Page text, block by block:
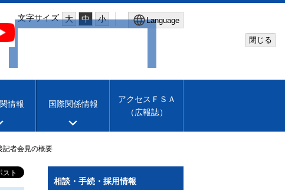
文字サイズ 大 中 小 Language
Machine translation
閉じる
情報 国際関係情報
アクセスＦＳＡ
（広報誌）
記者会見の概要
相談・手続・採用情報